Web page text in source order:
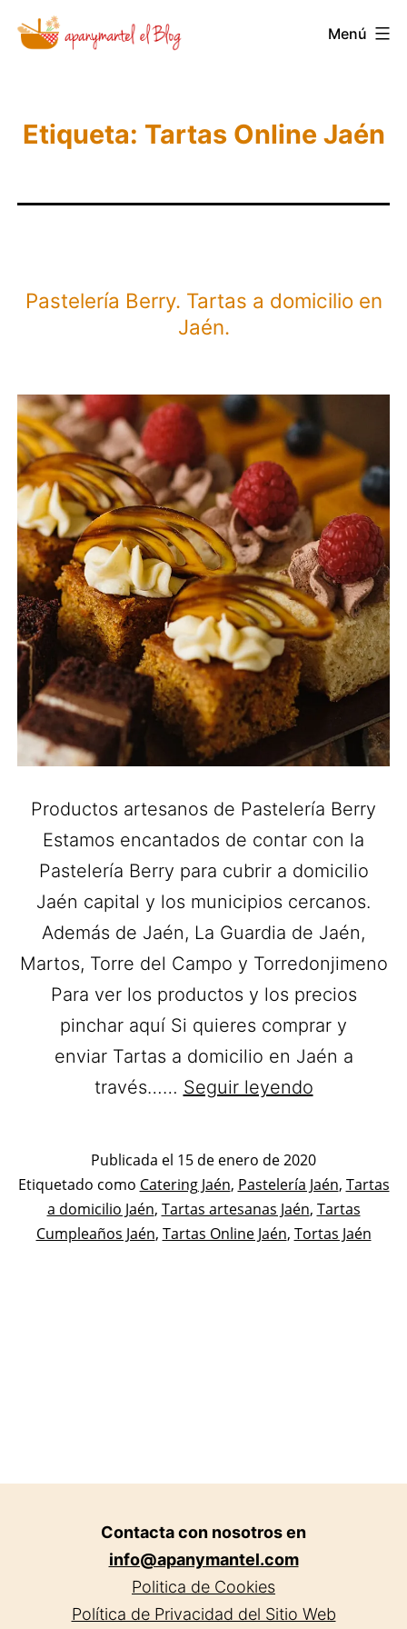
Saltar
Novedades
de
Menú
Etiqueta: Tartas Online Jaén
Pastelería Berry. Tartas a domicilio en
Jaén.
Productos artesanos de Pastelería Berry
Estamos encantados de contar con la
Pastelería Berry para cubrir a domicilio
Jaén capital y los municipios cercanos.
Además de Jaén, La Guardia de Jaén,
Martos, Torre del Campo y Torredonjimeno
Para ver los productos y los precios
pinchar aquí Si quieres comprar y
enviar Tartas a domicilio en Jaén a
través…… Seguir leyendoPastelería
a
domicilio
en
Publicada el 15 de enero de 2020
Categorizado
como
Pastelerías
Etiquetado como Catering Jaén, Pastelería Jaén, Tartas
a domicilio Jaén, Tartas artesanas Jaén, Tartas
Cumpleaños Jaén, Tartas Online Jaén, Tortas Jaén
Contacta con nosotros en
info@apanymantel.com
Politica de Cookies
Política de Privacidad del Sitio Web